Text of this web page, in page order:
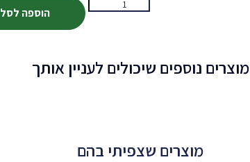
הוספה לסל
מוצרים נוספים שיכולים לעניין אותך
מוצרים שצפיתי בהם